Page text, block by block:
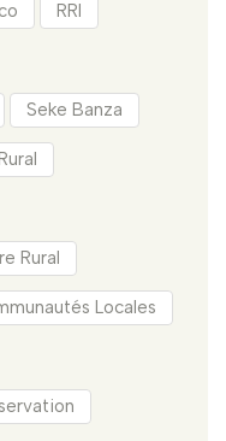
RRI
Seke Banza
Rural
Locales